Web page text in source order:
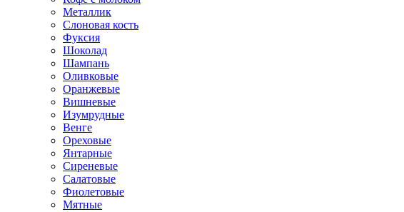
Металлик
Слоновая кость
Фуксия
Шоколад
Шампань
Оливковые
Оранжевые
Вишневые
Изумрудные
Венге
Ореховые
Янтарные
Сиреневые
Салатовые
Фиолетовые
Мятные